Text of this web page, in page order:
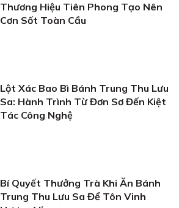
Thương Hiệu Tiên Phong Tạo Nên
Cơn Sốt Toàn Cầu
Lột Xác Bao Bì Bánh Trung Thu Lưu
Sa: Hành Trình Từ Đơn Sơ Đến Kiệt
Tác Công Nghệ
Bí Quyết Thưởng Trà Khi Ăn Bánh
Trung Thu Lưu Sa Để Tôn Vinh